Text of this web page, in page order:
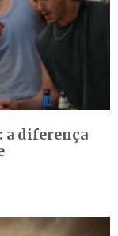
a diferença